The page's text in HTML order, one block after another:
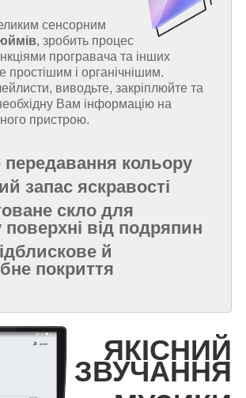
сенсорним
, зробить процес
програвача та інших
простішим і органічнішим.
виводьте, закріплюйте та
Вам інформацію на
пристрою.
передавання кольору
запас яскравості
скло для
поверхні від подряпин
й
покриття
ЯКІСНИЙ
ЗВУЧАННЯ